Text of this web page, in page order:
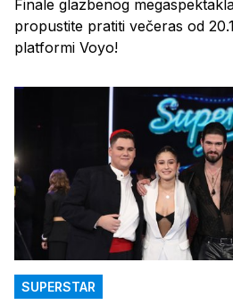
Finale glazbenog
propustite pratiti večeras od
platformi Voyo!
SUPERSTAR